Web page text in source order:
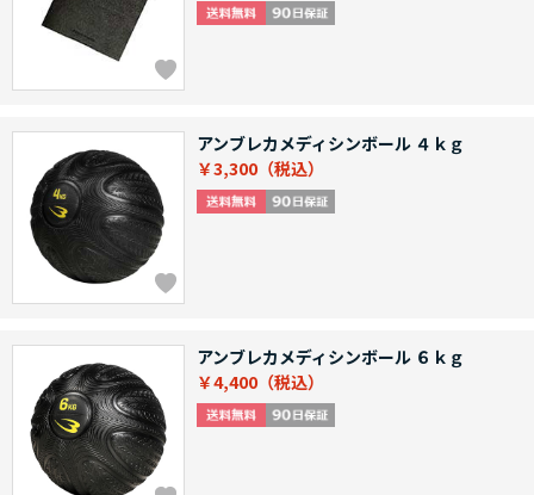
アンブレカメディシンボール ４ｋｇ
￥3,300
アンブレカメディシンボール ６ｋｇ
￥4,400